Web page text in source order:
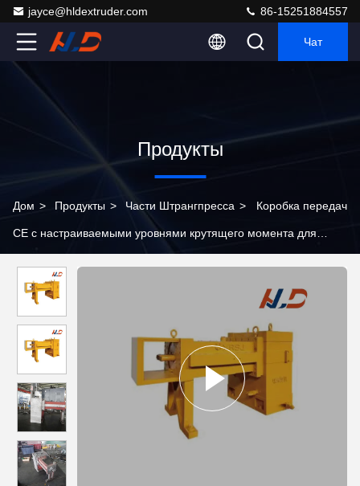
jayce@hldextruder.com 86-15251884557
Чат
Продукты
Дом > Продукты > Части Штрангпресса > Коробка передач
CE с настраиваемыми уровнями крутящего момента для